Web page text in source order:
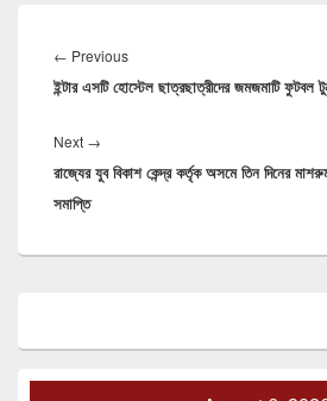
navigation
← PreviousPrevious
post:
ইন্টার এসটি হোস্টেল ছাত্রছাত্রীদের জমজমাটি ফুটবল
Next →
post:
রাজ্যের যুব বিকাশ কেন্দ্র কর্তৃক অসমে তিন দিনের
সমাপ্তি
Widget